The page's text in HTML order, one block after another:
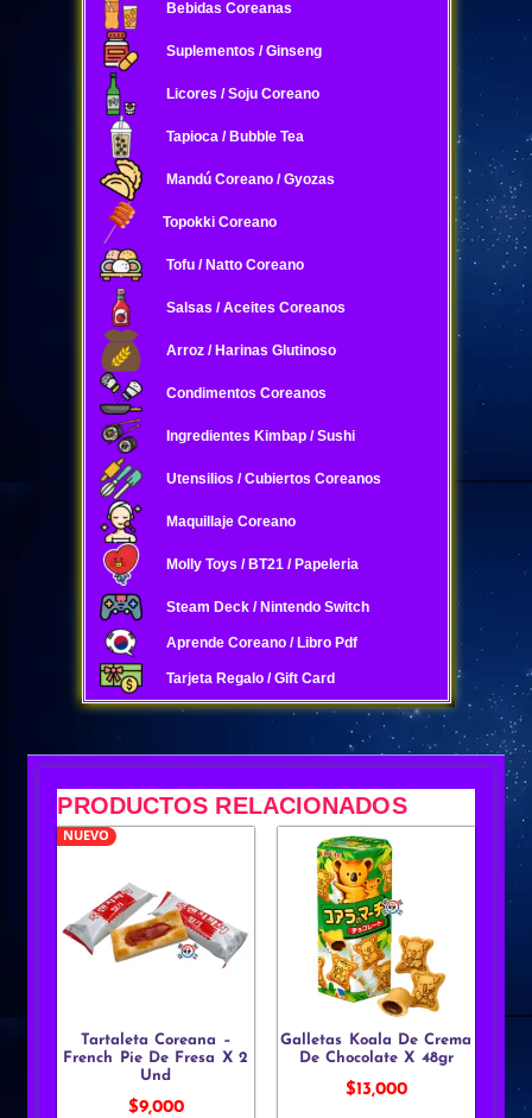
Bebidas Coreanas
Suplementos / Ginseng
Licores / Soju Coreano
Tapioca / Bubble Tea
Mandú Coreano / Gyozas
Topokki Coreano
Tofu / Natto Coreano
Salsas / Aceites Coreanos
Arroz / Harinas Glutinoso
Condimentos Coreanos
Ingredientes Kimbap / Sushi
Utensilios / Cubiertos Coreanos
Maquillaje Coreano
Molly Toys / BT21 / Papeleria
Steam Deck / Nintendo Switch
Aprende Coreano / Libro Pdf
Tarjeta Regalo / Gift Card
PRODUCTOS RELACIONADOS
NUEVO
Tartaleta Coreana –
French Pie De Fresa X 2
Und
$9,000
Galletas Koala De Crema
De Chocolate X 48gr
$13,000